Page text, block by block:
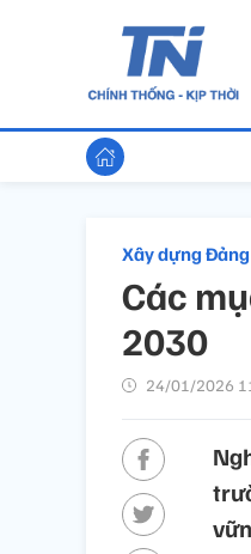
Xây dựng Đảng
Các
2030
24/01/2026